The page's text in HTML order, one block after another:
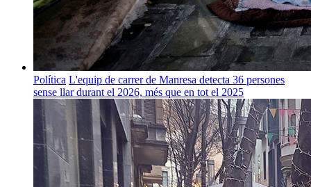
Política L'equip de carrer de Manresa detecta 36 persones
sense llar durant el 2026, més que en tot el 2025